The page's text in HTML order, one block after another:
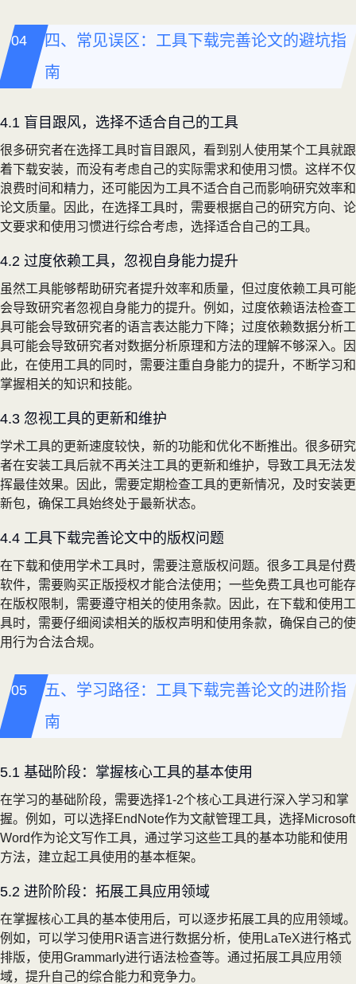
四、常见误区：工具下载完善论文的避坑指
南
4.1 盲目跟风，选择不适合自己的工具
很多研究者在选择工具时盲目跟风，看到别人使用某个工具就跟
着下载安装，而没有考虑自己的实际需求和使用习惯。这样不仅
浪费时间和精力，还可能因为工具不适合自己而影响研究效率和
论文质量。因此，在选择工具时，需要根据自己的研究方向、论
文要求和使用习惯进行综合考虑，选择适合自己的工具。
4.2 过度依赖工具，忽视自身能力提升
虽然工具能够帮助研究者提升效率和质量，但过度依赖工具可能
会导致研究者忽视自身能力的提升。例如，过度依赖语法检查工
具可能会导致研究者的语言表达能力下降；过度依赖数据分析工
具可能会导致研究者对数据分析原理和方法的理解不够深入。因
此，在使用工具的同时，需要注重自身能力的提升，不断学习和
掌握相关的知识和技能。
4.3 忽视工具的更新和维护
学术工具的更新速度较快，新的功能和优化不断推出。很多研究
者在安装工具后就不再关注工具的更新和维护，导致工具无法发
挥最佳效果。因此，需要定期检查工具的更新情况，及时安装更
新包，确保工具始终处于最新状态。
4.4 工具下载完善论文中的版权问题
在下载和使用学术工具时，需要注意版权问题。很多工具是付费
软件，需要购买正版授权才能合法使用；一些免费工具也可能存
在版权限制，需要遵守相关的使用条款。因此，在下载和使用工
具时，需要仔细阅读相关的版权声明和使用条款，确保自己的使
用行为合法合规。
五、学习路径：工具下载完善论文的进阶指
南
5.1 基础阶段：掌握核心工具的基本使用
在学习的基础阶段，需要选择1-2个核心工具进行深入学习和掌
握。例如，可以选择EndNote作为文献管理工具，选择Microsoft
Word作为论文写作工具，通过学习这些工具的基本功能和使用
方法，建立起工具使用的基本框架。
5.2 进阶阶段：拓展工具应用领域
在掌握核心工具的基本使用后，可以逐步拓展工具的应用领域。
例如，可以学习使用R语言进行数据分析，使用LaTeX进行格式
排版，使用Grammarly进行语法检查等。通过拓展工具应用领
域，提升自己的综合能力和竞争力。